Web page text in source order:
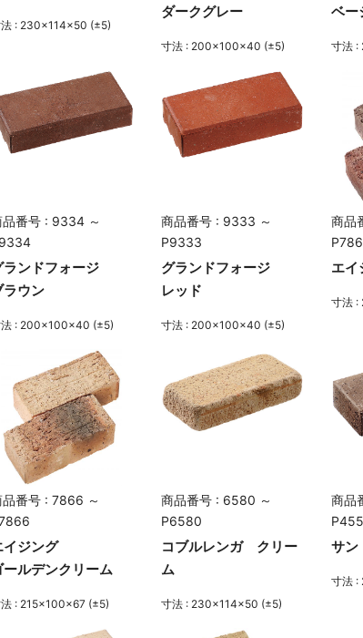
: 230×114×50 (±5)
ダークグレー
寸法 : 200×100×40 (±5)
ベー
寸法
品番号 : 9334 ～
ランドフォージ
ラウン
: 200×100×40 (±5)
商品番号 : 9333 ～
P9333
グランドフォージ
レッド
寸法 : 200×100×40 (±5)
商品
エ
寸法 :
品番号 : 7866 ～
イジング
ールデンクリーム
: 215×100×67 (±5)
商品番号 : 6580 ～
P6580
コブルレンガ クリー
ム
寸法 : 230×114×50 (±5)
商品
サ
寸法